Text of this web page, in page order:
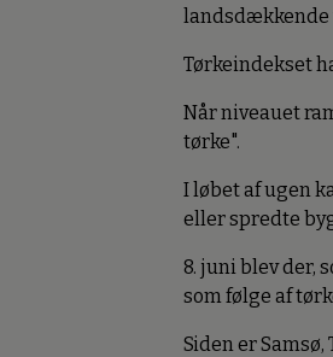
landsdækkende
Tørkeindekset
Når niveauet
tørke".
I løbet af ugen
eller spredte
8. juni blev der,
som følge af
Siden er